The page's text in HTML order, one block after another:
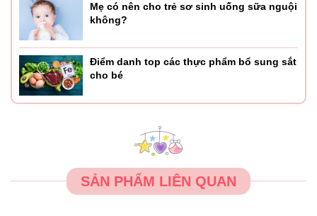
Mẹ có nên cho trẻ sơ sinh uống sữa nguội
không?
Điểm danh top các thực phẩm bổ sung sắt
cho bé
SẢN PHẨM LIÊN QUAN